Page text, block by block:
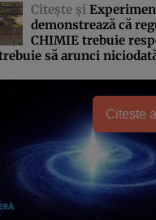
Citeşte şi
demonstrează că
CHIMIE trebuie
să arunci
Citește